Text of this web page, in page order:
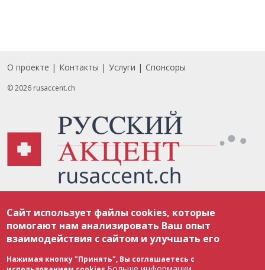
Footer
О проекте Контакты Услуги Спонсоры
© 2026 rusaccent.ch
соответствии с законодательством Швейцарии об авторском праве и
международными соглашениями. Полное или частичное использование
материалов возможно только с разрешения редакции. В случае полного
или частичного воспроизведения материалов сайта rusaccent.ch,
ОБЯЗАТЕЛЬНА АКТИВНАЯ ГИПЕРССЫЛКА на конкретный заимствованный
текст. Фотоизображения, размещенные редакцией rusaccent.ch, являются
ее исключительной собственностью. Полное или частичное
Сайт использует файлы cookies, которые
помогают нам анализировать Ваш опыт
взаимодействия с сайтом и улучшать его
Нажимая кнопку "Принять", Вы соглашаетесь с